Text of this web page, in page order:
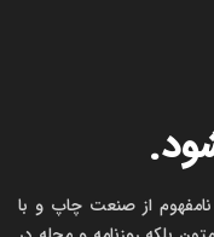
از صنعت چاپ و با